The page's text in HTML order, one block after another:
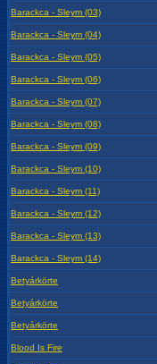
Barackca - Sleym (03)
Barackca - Sleym (04)
Barackca - Sleym (05)
Barackca - Sleym (06)
Barackca - Sleym (07)
Barackca - Sleym (08)
Barackca - Sleym (09)
Barackca - Sleym (10)
Barackca - Sleym (11)
Barackca - Sleym (12)
Barackca - Sleym (13)
Barackca - Sleym (14)
Betyárkörte
Betyárkörte
Betyárkörte
Blood Is Fire